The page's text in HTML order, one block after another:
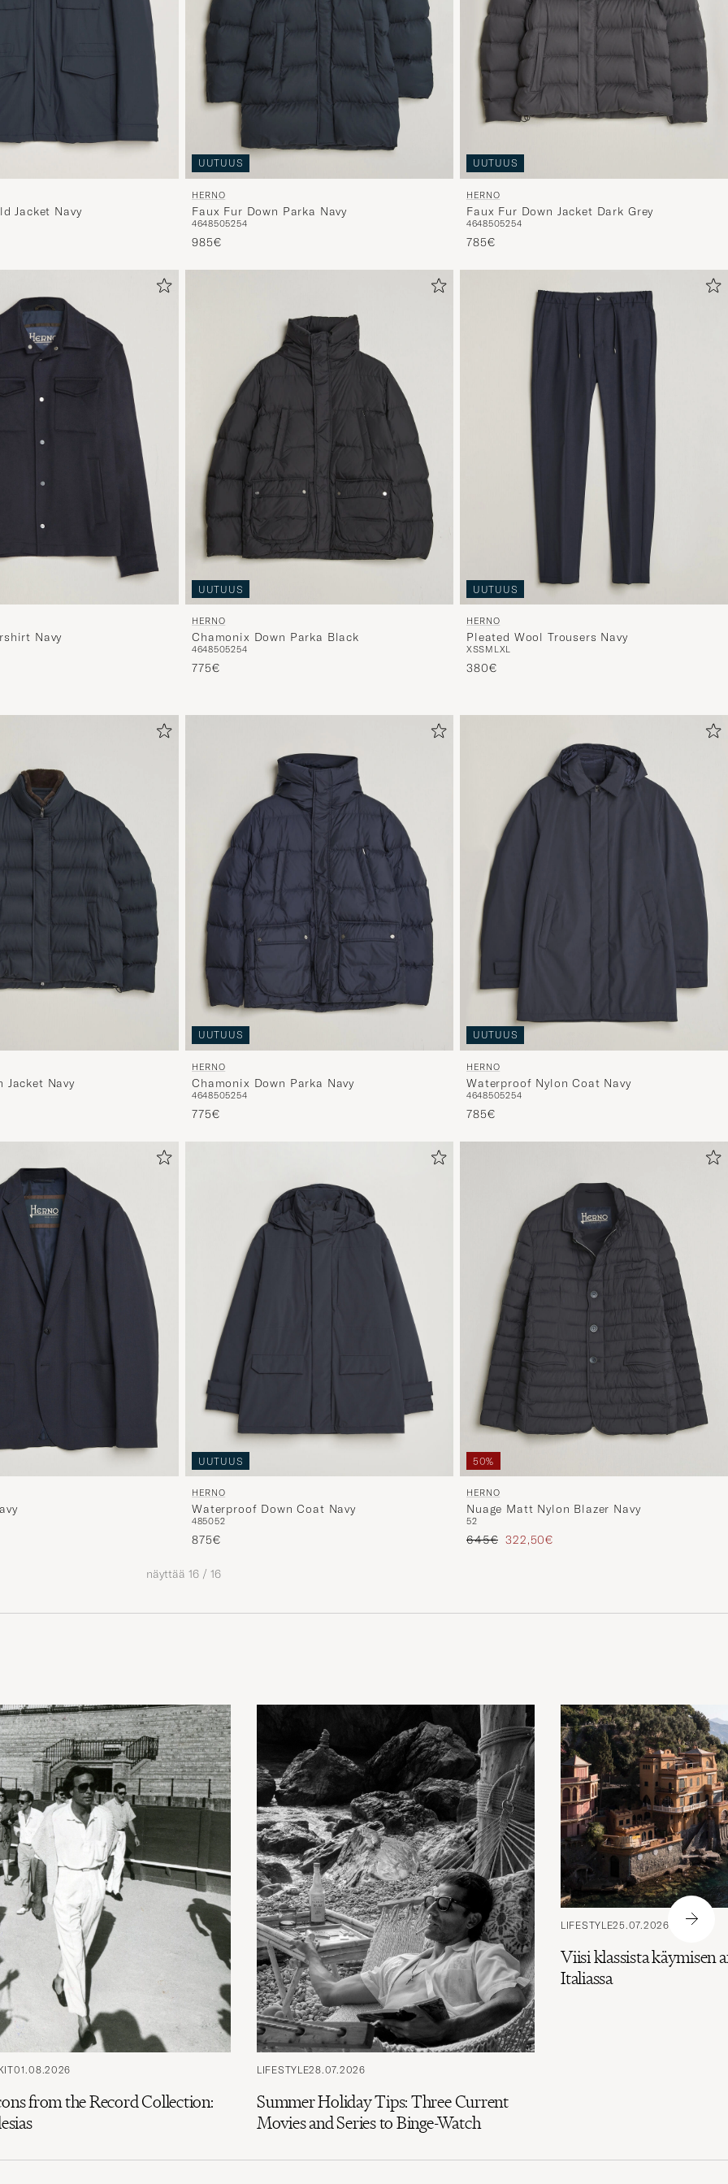
lajittelun
tuotteille
Jacket Navy
UUTUUS
HERNO
Faux Fur Down Parka Navy
4648505254
985€
UUTUUS
HERNO
Faux Fur Down Jacket Dark Grey
4648505254
785€
Navy
UUTUUS
HERNO
Chamonix Down Parka Black
4648505254
775€
UUTUUS
HERNO
Pleated Wool Trousers Navy
XSSM LXL
380€
Jacket Navy
UUTUUS
HERNO
Chamonix Down Parka Navy
4648505254
775€
UUTUUS
HERNO
Waterproof Nylon Coat Navy
4648505254
785€
UUTUUS
HERNO
Waterproof Down Coat Navy
485052
875€
50%
HERNO
Nuage Matt Nylon Blazer Navy
52
Tavallinen hinta
645€ Alennettu hinta
322,50€
näyttää 16 / 16
01.08.2026
from the Record Collection:
LIFESTYLE28.07.2026
Summer Holiday Tips: Three Current
Movies and Series to Binge-Watch
LIFESTYLE25.07.2026
Viisi klassista käymisen
Italiassa